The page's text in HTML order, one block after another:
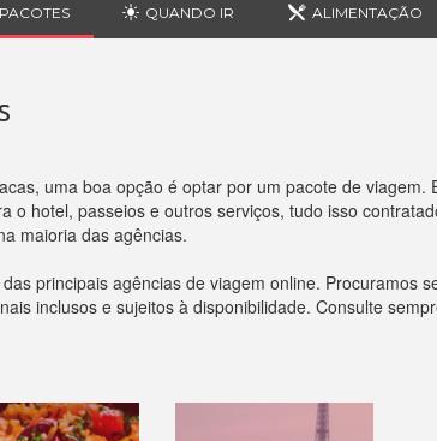
PACOTES QUANDO IR ALIMENTAÇÃO
uma boa opção é optar por um pacote de viagem.
hotel, passeios e outros serviços, tudo isso
maioria das agências.
principais agências de viagem online. Procuramos
inclusos e sujeitos à disponibilidade. Consulte